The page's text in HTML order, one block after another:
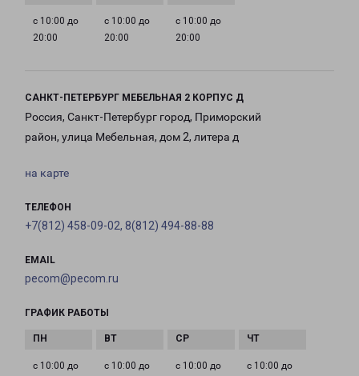
с 10:00 до
20:00
с 10:00 до
20:00
с 10:00 до
20:00
САНКТ-ПЕТЕРБУРГ МЕБЕЛЬНАЯ 2 КОРПУС Д
Россия, Санкт-Петербург город, Приморский
район, улица Мебельная, дом 2, литера д
на карте
ТЕЛЕФОН
+7(812) 458-09-02, 8(812) 494-88-88
EMAIL
pecom@pecom.ru
ГРАФИК РАБОТЫ
с 10:00 до
с 10:00 до
с 10:00 до
с 10:00 до